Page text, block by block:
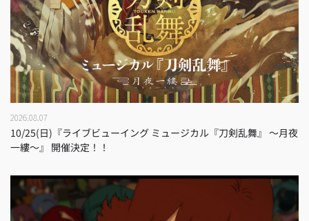
2026.08.07
10/25(日)『ライブビューイング ミュージカル『刀剣乱舞』 ～月夜
一縷～』 開催決定！！